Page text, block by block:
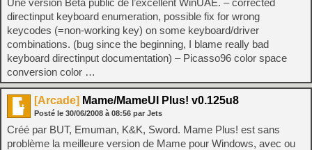
Une version Beta public de l’excellent WinUAE. – corrected
directinput keyboard enumeration, possible fix for wrong
keycodes (=non-working key) on some keyboard/driver
combinations. (bug since the beginning, I blame really bad
keyboard directinput documentation) – Picasso96 color space
conversion color …
[Arcade] Mame/MameUI Plus! v0.125u8
Posté le 30/06/2008 à 08:56 par Jets
Créé par BUT, Emuman, K&K, Sword. Mame Plus! est sans
problème la meilleure version de Mame pour Windows, avec ou